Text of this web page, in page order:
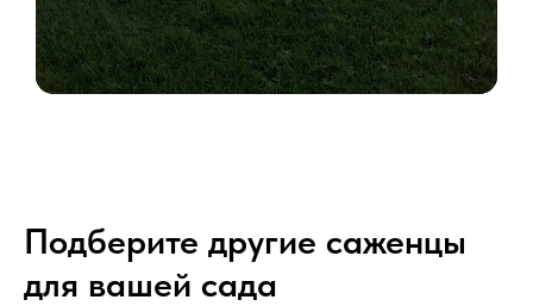
Подберите другие саженцы
для вашей сада